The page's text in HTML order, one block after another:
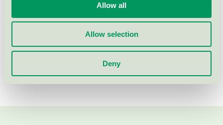
Allow all
Allow selection
Deny
Visa fler